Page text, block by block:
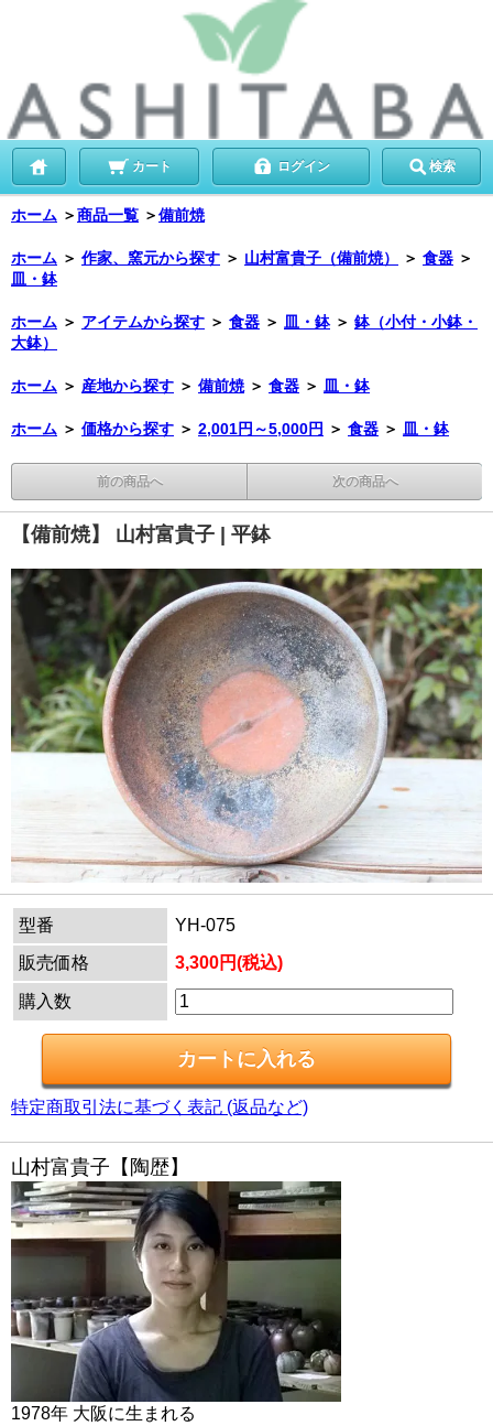
カート ログイン 検索
ホーム ＞商品一覧 ＞備前焼
ホーム ＞ 作家、窯元から探す ＞ 山村富貴子（備前焼） ＞ 食器 ＞
皿・鉢
ホーム ＞ アイテムから探す ＞ 食器 ＞ 皿・鉢 ＞ 鉢（小付・小鉢・
大鉢）
ホーム ＞ 産地から探す ＞ 備前焼 ＞ 食器 ＞ 皿・鉢
ホーム ＞ 価格から探す ＞ 2,001円～5,000円 ＞ 食器 ＞ 皿・鉢
前の商品へ 次の商品へ
【備前焼】 山村富貴子 | 平鉢
型番
YH-075
販売価格
3,300円(税込)
購入数
特定商取引法に基づく表記 (返品など)
山村富貴子【陶歴】
1978年 大阪に生まれる